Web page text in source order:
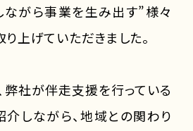
がら事業を生み出す”様々
上げていただきました。
弊社が伴走支援を行っている
しながら、地域との関わり